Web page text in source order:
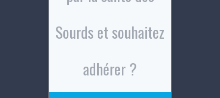
Sourds et souhaitez
adhérer ?